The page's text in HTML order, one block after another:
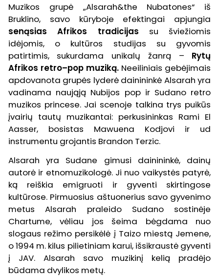
Muzikos grupė „Alsarah&the Nubatones“ iš
Bruklino, savo kūryboje efektingai apjungia
senąsias Afrikos tradicijas su šviežiomis
idėjomis, o kultūros studijas su gyvomis
patirtimis, sukurdama unikalų žanrą – Rytų
Afrikos retro–pop muziką. Neeiliniais gebėjimais
apdovanota grupės lyderė dainininkė Alsarah yra
vadinama naująją Nubijos pop ir Sudano retro
muzikos princese. Jai scenoje talkina trys puikūs
įvairių tautų muzikantai: perkusininkas Rami El
Aasser, bosistas Mawuena Kodjovi ir ud
instrumentu grojantis Brandon Terzic.
Alsarah yra Sudane gimusi dainininkė, dainų
autorė ir etnomuzikologė. Ji nuo vaikystės patyrė,
ką reiškia emigruoti ir gyventi skirtingose
kultūrose. Pirmuosius aštuonerius savo gyvenimo
metus Alsarah praleido Sudano sostinėje
Chartume, vėliau jos šeima bėgdama nuo
slogaus režimo persikėlė į Taizo miestą Jemene,
o 1994 m. kilus pilietiniam karui, išsikraustė gyventi
į JAV. Alsarah savo muzikinį kelią pradėjo
būdama dvylikos metų.